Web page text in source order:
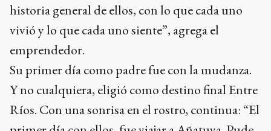
historia general de ellos, con lo que cada uno
vivió y lo que cada uno siente”, agrega el
emprendedor.
Su primer día como padre fue con la mudanza.
Y no cualquiera, eligió como destino final Entre
Ríos. Con una sonrisa en el rostro, continua: “El